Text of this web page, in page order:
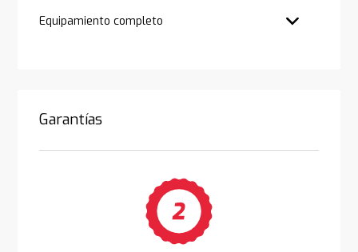
Equipamiento completo
Garantías